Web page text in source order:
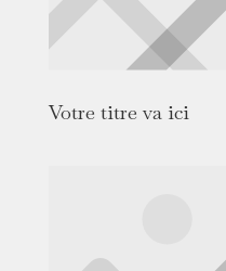
Votre titre va ici